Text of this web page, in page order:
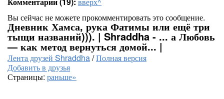
Вы сейчас не можете прокомментировать это сообщение.
Дневник Хамса, рука Фатимы или ещё три
тыщи названий))). | Shraddha - ... а Любовь
— как метод вернуться домой... |
Лента друзей Shraddha/Полная версия
Добавить в друзья
Страницы: раньше»